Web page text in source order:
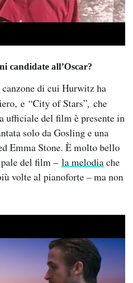
candidate all’Oscar?
di cui Hurwitz ha
e “City of Stars”, che
ufficiale del film è presente in
solo da Gosling e una
Emma Stone. È molto bello
del film – la melodiache
volte al pianoforte – ma non